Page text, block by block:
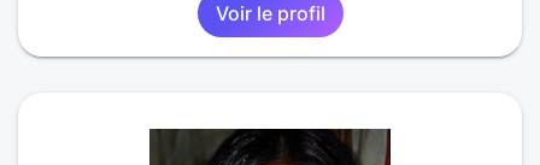
Voir le profil